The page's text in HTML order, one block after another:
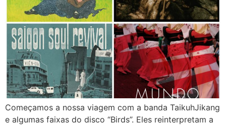
Começamos a nossa viagem com a banda TaikuhJikang
e algumas faixas do disco “Birds”. Eles reinterpretam a